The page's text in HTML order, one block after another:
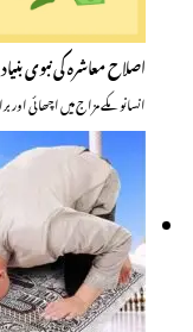
اصلاح معاشرہ کی نبوی
انسانو ںکے مزاج میں اچھائی